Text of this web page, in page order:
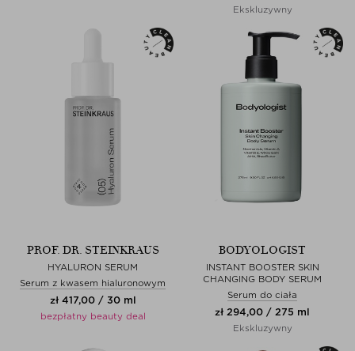
Ekskluzywny
PROF. DR. STEINKRAUS
HYALURON SERUM
Serum z kwasem hialuronowym
zł 417,00 / 30 ml
bezpłatny beauty deal
BODYOLOGIST
INSTANT BOOSTER SKIN
CHANGING BODY SERUM
Serum do ciała
zł 294,00 / 275 ml
Ekskluzywny